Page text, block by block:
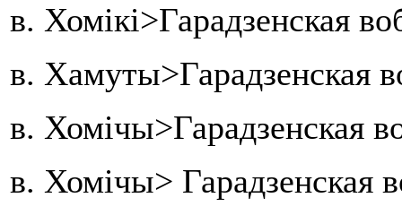
в. Хомікі>Гарадзенская
в. Хамуты>Гарадзенская
в. Хомічы>Гарадзенская
в. Хомічы> Гарадзенская